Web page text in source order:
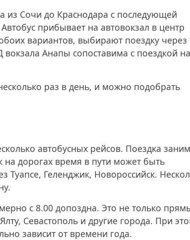
из Сочи до Краснодара с последующей
прибывает на автовокзал в центр
вариантов, выбирают поездку через
вокзала Анапы сопоставима с поездкой на
раз в день, и можно подобрать
автобусных рейсов. Поездка
на дорогах время в пути может быть
Туапсе, Геленджик, Новороссийск.
с 8.00 допоздна. Это не только
Севастополь и другие города. При
зависит от времени года.